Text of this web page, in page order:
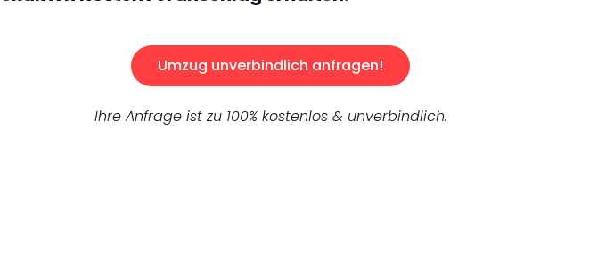
Umzug unverbindlich anfragen!
Ihre Anfrage ist zu 100% kostenlos & unverbindlich.